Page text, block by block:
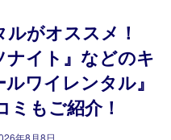
がオススメ！
ナイト』などのキ
ワイレンタル』
もご紹介！
年8月8日